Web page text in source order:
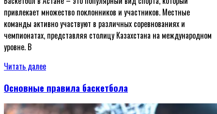
привлекает множество поклонников и участников. Местные
команды активно участвуют в различных соревнованиях и
чемпионатах, представляя столицу Казахстана на международном
уровне. В
Читать далее
Основные правила баскетбола